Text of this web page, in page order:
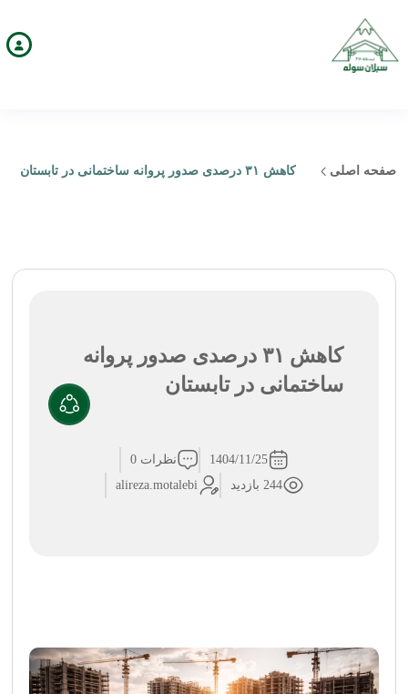
صفحه اصلی کاهش ۳۱ درصدی صدور پروانه ساختمانی در تابستان
کاهش ۳۱ درصدی صدور پروانه
ساختمانی در تابستان
1404/11/25
نظرات 0
244 بازدید
alireza.motalebi